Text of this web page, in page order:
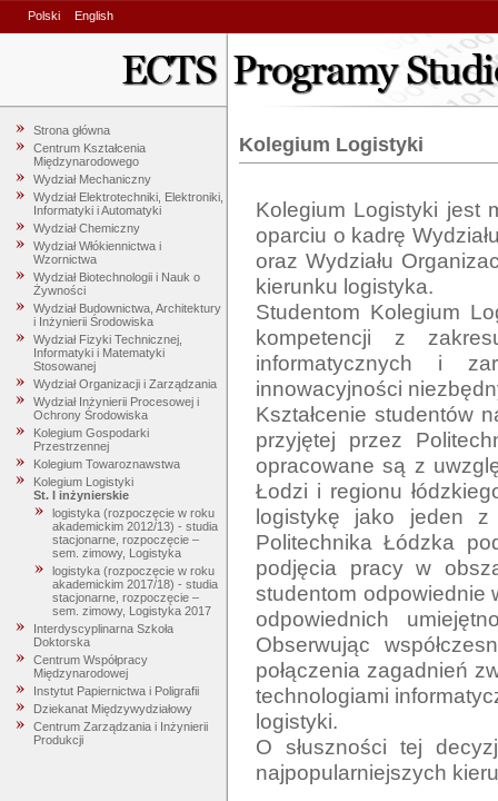
Polski English
Strona główna
Centrum Kształcenia
Międzynarodowego
Wydział Mechaniczny
Wydział Elektrotechniki, Elektroniki,
Informatyki i Automatyki
Wydział Chemiczny
Wydział Włókiennictwa i
Wzornictwa
Wydział Biotechnologii i Nauk o
Żywności
Wydział Budownictwa, Architektury
i Inżynierii Środowiska
Wydział Fizyki Technicznej,
Informatyki i Matematyki
Stosowanej
Wydział Organizacji i Zarządzania
Wydział Inżynierii Procesowej i
Ochrony Środowiska
Kolegium Gospodarki
Przestrzennej
Kolegium Towaroznawstwa
Kolegium Logistyki
St. I inżynierskie
logistyka (rozpoczęcie w roku
akademickim 2012/13) - studia
stacjonarne, rozpoczęcie –
sem. zimowy, Logistyka
logistyka (rozpoczęcie w roku
akademickim 2017/18) - studia
stacjonarne, rozpoczęcie –
sem. zimowy, Logistyka 2017
Interdyscyplinarna Szkoła
Doktorska
Centrum Współpracy
Międzynarodowej
Instytut Papiernictwa i Poligrafii
Dziekanat Międzywydziałowy
Centrum Zarządzania i Inżynierii
Produkcji
Kolegium Logistyki
Kolegium Logistyki jest
oparciu o kadrę
oraz Wydziału
kierunku logistyka.
Studentom Kolegium
kompetencji z
informatycznych i
innowacyjności
Kształcenie studentów
przyjętej przez
opracowane są z
Łodzi i regionu
logistykę jako jeden
Politechnika Łódzka
podjęcia pracy w
studentom odpowiednie
odpowiednich
Obserwując
połączenia zagadnień
technologiami
logistyki.
O słuszności tej
najpopularniejszych